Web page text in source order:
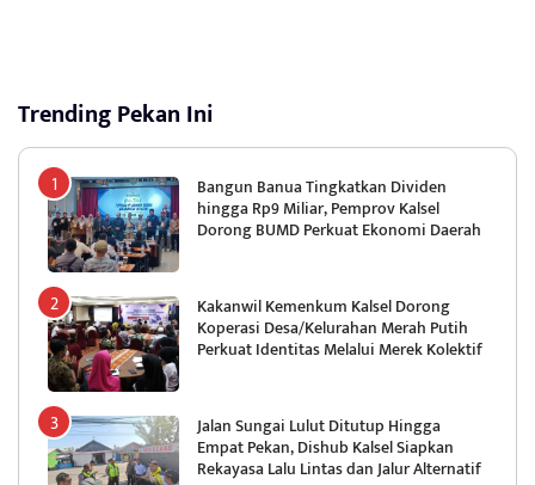
Trending Pekan Ini
Bangun Banua Tingkatkan Dividen
hingga Rp9 Miliar, Pemprov Kalsel
Dorong BUMD Perkuat Ekonomi Daerah
Kakanwil Kemenkum Kalsel Dorong
Koperasi Desa/Kelurahan Merah Putih
Perkuat Identitas Melalui Merek Kolektif
Jalan Sungai Lulut Ditutup Hingga
Empat Pekan, Dishub Kalsel Siapkan
Rekayasa Lalu Lintas dan Jalur Alternatif